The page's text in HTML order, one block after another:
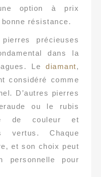
option à prix
résistance.
précieuses
dans la
Le diamant,
considéré comme
D’autres pierres
ou le rubis
de couleur et
vertus. Chaque
et son choix peut
personnelle pour